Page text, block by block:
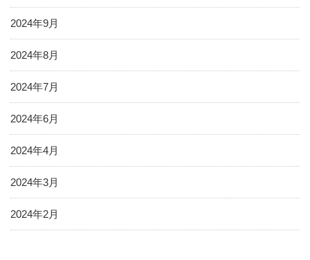
2024年9月
2024年8月
2024年7月
2024年6月
2024年4月
2024年3月
2024年2月